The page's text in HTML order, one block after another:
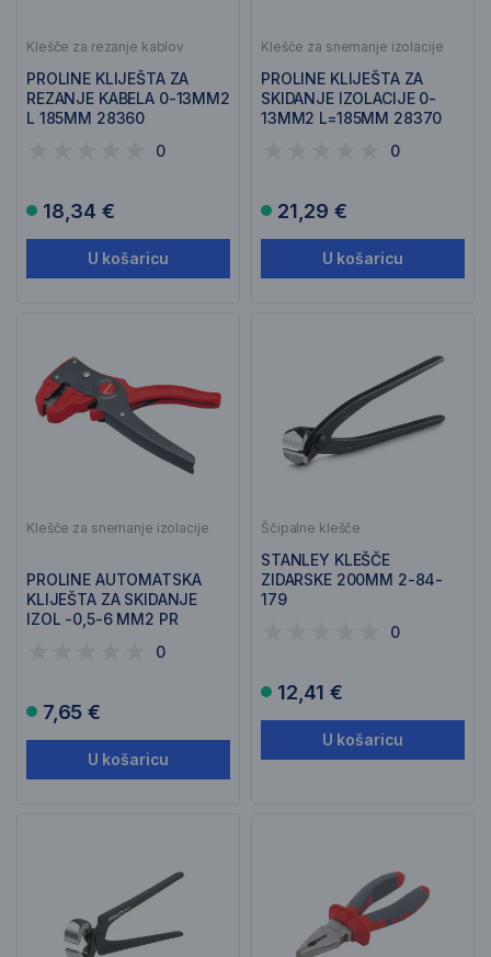
Klešče za rezanje kablov
PROLINE KLIJEŠTA ZA
REZANJE KABELA 0-13MM2
L 185MM 28360
0
18,34 €
U košaricu
Klešče za snemanje izolacije
PROLINE KLIJEŠTA ZA
SKIDANJE IZOLACIJE 0-
13MM2 L=185MM 28370
0
21,29 €
U košaricu
Klešče za snemanje izolacije
PROLINE AUTOMATSKA
KLIJEŠTA ZA SKIDANJE
IZOL -0,5-6 MM2 PR
0
7,65 €
U košaricu
Ščipalne klešče
STANLEY KLEŠČE
ZIDARSKE 200MM 2-84-
179
0
12,41 €
U košaricu